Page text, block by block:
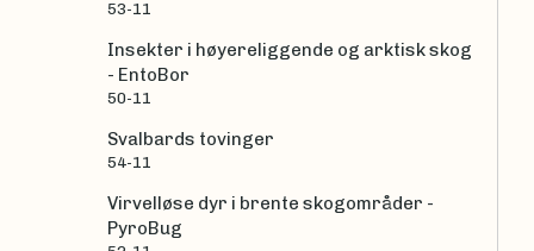
53-11
Insekter i høyereliggende og arktisk skog
- EntoBor
50-11
Svalbards tovinger
54-11
Virvelløse dyr i brente skogområder -
PyroBug